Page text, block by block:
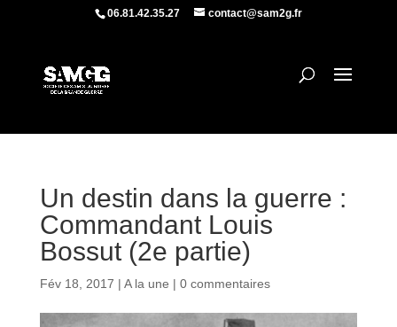
06.81.42.35.27 contact@sam2g.fr
Un destin dans la guerre :
Commandant Louis
Bossut (2e partie)
Fév 18, 2017 | A la une | 0 commentaires